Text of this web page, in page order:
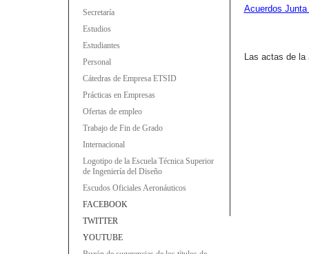
Secretaría
Estudios
Estudiantes
Personal
Cátedras de Empresa ETSID
Prácticas en Empresas
Ofertas de empleo
Trabajo de Fin de Grado
Internacional
Logotipo de la Escuela Técnica Superior
de Ingeniería del Diseño
Escudos Oficiales Aeronáuticos
FACEBOOK
TWITTER
YOUTUBE
Acuerdos
Las actas de